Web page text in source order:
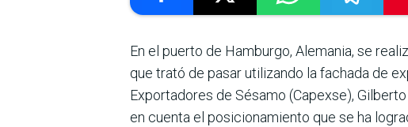
En el puerto de Hamburgo, Alemania, se
que trató de pasar utilizando la fachada de
Exportadores de Sésamo (Capexse), Gilberto
en cuenta el posicionamiento que se ha